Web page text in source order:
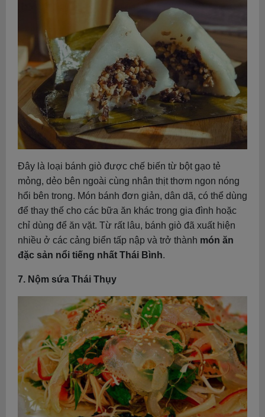
Đây là loại bánh giò được chế biến từ bột gạo tẻ
mỏng, dẻo bên ngoài cùng nhân thịt thơm ngon nóng
hổi bên trong. Món bánh đơn giản, dân dã, có thể dùng
để thay thế cho các bữa ăn khác trong gia đình hoặc
chỉ dùng để ăn vặt. Từ rất lâu, bánh giò đã xuất hiện
nhiều ở các cảng biển tấp nập và trở thành món ăn
đặc sản nổi tiếng nhất Thái Bình.
7. Nộm sứa Thái Thụy